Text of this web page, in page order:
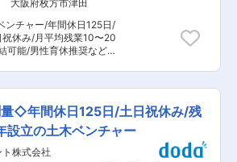
としてスタートし、その
法」を開発することで事
規模以下の建築物に対す
質なサービスを提供して
した上で柔軟な設計が可
することで新たな建築文化
すが、5割程度のものも
あります。一からご対応
の残業
て異なりますが、10~30
、40代3名、50代2名、
簡単な業務からお任せしま
ただいた後、構造設計担当
ことを期待しておりま
ようになってからは、顧
せを行った後に発生する
大阪府枚方市津田
ンチャー/年間休日125日/
休み/月平均残業10〜20
可能/男性育休推奨など働
社にて、施工管理をお任
工管理 ・土木施工管理 ※
梁・上下水道など、建築
り、これまでのご経験や
をいたします。 ■はた
量◇年間休日125日/土日祝休み/残
立の土木ベンチャー
株式会社